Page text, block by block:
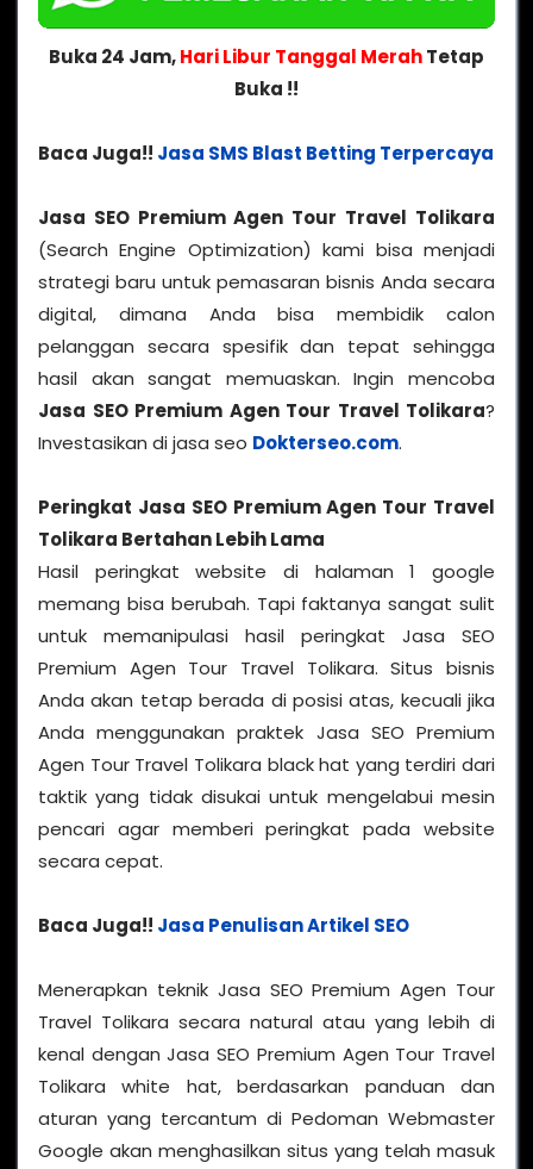
Buka 24 Jam,Hari Libur Tanggal MerahTetap
Buka !!
Baca Juga!! Jasa SMS Blast Betting Terpercaya
Jasa SEO Premium Agen Tour Travel Tolikara
(Search Engine Optimization) kami bisa menjadi
strategi baru untuk pemasaran bisnis Anda secara
digital, dimana Anda bisa membidik calon
pelanggan secara spesifik dan tepat sehingga
hasil akan sangat memuaskan. Ingin mencoba
Jasa SEO Premium Agen Tour Travel Tolikara?
Investasikan di jasa seo Dokterseo.com.
Peringkat Jasa SEO Premium Agen Tour Travel
Tolikara Bertahan Lebih Lama
Hasil peringkat website di halaman 1 google
memang bisa berubah. Tapi faktanya sangat sulit
untuk memanipulasi hasil peringkat Jasa SEO
Premium Agen Tour Travel Tolikara. Situs bisnis
Anda akan tetap berada di posisi atas, kecuali jika
Anda menggunakan praktek Jasa SEO Premium
Agen Tour Travel Tolikara black hat yang terdiri dari
taktik yang tidak disukai untuk mengelabui mesin
pencari agar memberi peringkat pada website
secara cepat.
Baca Juga!! Jasa Penulisan Artikel SEO
Menerapkan teknik Jasa SEO Premium Agen Tour
Travel Tolikara secara natural atau yang lebih di
kenal dengan Jasa SEO Premium Agen Tour Travel
Tolikara white hat, berdasarkan panduan dan
aturan yang tercantum di Pedoman Webmaster
Google akan menghasilkan situs yang telah masuk